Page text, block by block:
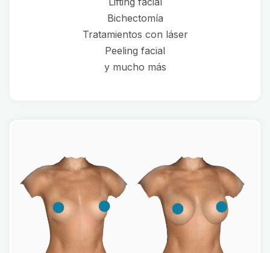
Bichectomía
Tratamientos con láser
Peeling facial
y mucho más